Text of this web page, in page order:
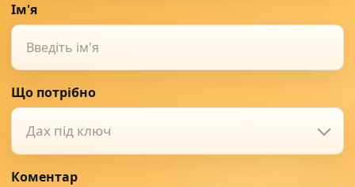
Ім'я
Що потрібно
Дах під ключ
Коментар